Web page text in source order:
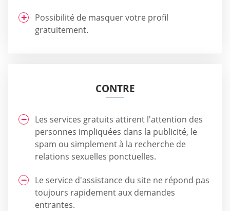
Possibilité de masquer votre profil
gratuitement.
CONTRE
Les services gratuits attirent l'attention des
personnes impliquées dans la publicité, le
spam ou simplement à la recherche de
relations sexuelles ponctuelles.
Le service d'assistance du site ne répond pas
toujours rapidement aux demandes
entrantes.